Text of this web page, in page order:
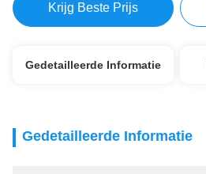
Krijg Beste Prijs
Gedetailleerde Informatie
Gedetailleerde Informatie